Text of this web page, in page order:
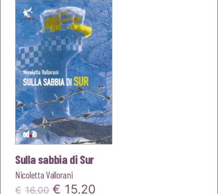
era:
€16,00.
è:
€15,20.
Sulla sabbia di Sur
Nicoletta Vallorani
€ 16,00 Il
€ 15,20